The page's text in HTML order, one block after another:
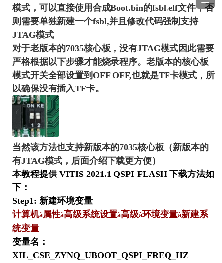
模式，可以直接使用合成Boot.bin的fsbl.elf文件，否
则需要单独新建一个fsbl,并且修改代码强制支持
JTAG模式
对于老版本的7035核心板，没有JTAG模式因此需要
严格根据以下步骤才能烧录程序。老版本的核心板
模式开关全部设置到OFF OFF,也就是TF卡模式，所
以确保没有插入TF卡。
当然该方法也支持新版本的7035核心板（新版本的
有JTAG模式，后面介绍下载更方便）
本教程提供 VITIS 2021.1 QSPI-FLASH 下载方法如
下：
Step1: 新建环境变量
计算机à属性à高级系统设置à高级à环境变量à新建系
统变量
变量名：
XIL_CSE_ZYNQ_UBOOT_QSPI_FREQ_HZ